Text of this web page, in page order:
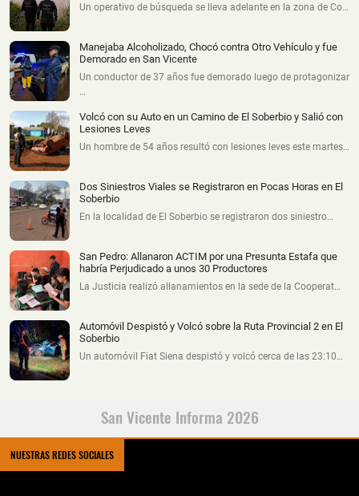
Un operativo de búsqueda se lleva adelante en la zona de Co…
Manejaba Alcoholizado, Chocó contra Otro Vehículo y fue
Demorado en San Vicente
Un conductor de 37 años fue demorado luego de protagonizar
…
Volcó con su Auto en un Camino de El Soberbio y Salió con
Lesiones Leves
Un hombre de 54 años resultó con lesiones leves este martes…
Dos Siniestros Viales se Registraron en Pocas Horas en El
Soberbio
En la localidad de El Soberbio se registraron dos siniestro…
San Pedro: Allanaron ACTIM por una Presunta Estafa que
habría Perjudicado a unos 30 Productores
La Justicia realizó allanamientos en la sede de la Cooperat…
Automóvil Despistó y Volcó sobre la Ruta Provincial 2 en El
Soberbio
Un automóvil Fiat Siena despistó y volcó cerca de las 23:10…
San Vicente Informa 2026
NUESTRAS REDES SOCIALES